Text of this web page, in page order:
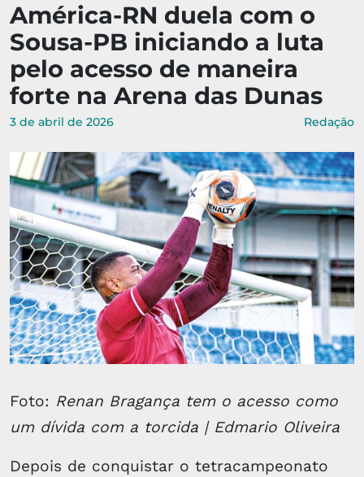
América-RN duela com o
Sousa-PB iniciando a luta
pelo acesso de maneira
forte na Arena das Dunas
3 de abril de 2026 Redação
Foto: Renan Bragança tem o acesso como
um dívida com a torcida | Edmario Oliveira
Depois de conquistar o tetracampeonato